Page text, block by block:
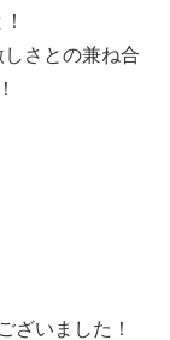
さとの兼ね合
ざいました！